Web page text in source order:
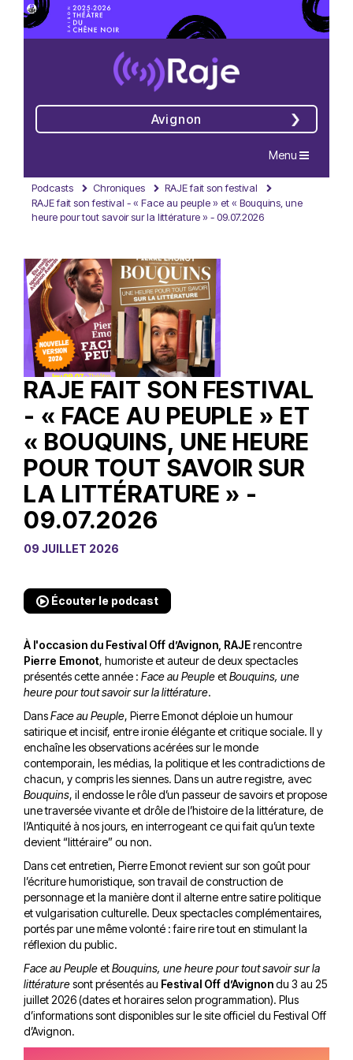
Avignon
Navigation
Menu
Podcasts Chroniques
RAJE fait son festival
RAJE fait son festival - « Face au peuple » et « Bouquins, une
heure pour tout savoir sur la littérature » - 09.07.2026
RAJE FAIT SON FESTIVAL
- « FACE AU PEUPLE » ET
« BOUQUINS, UNE HEURE
POUR TOUT SAVOIR SUR
LA LITTÉRATURE » -
09.07.2026
09 JUILLET 2026
Écouter le podcast
À l'occasion du Festival Off d’Avignon, RAJErencontre
Pierre Emonot, humoriste et auteur de deux spectacles
présentés cette année : Face au PeupleetBouquins, une
heure pour tout savoir sur la littérature.
DansFace au Peuple, Pierre Emonot déploie un humour
satirique et incisif, entre ironie élégante et critique sociale. Il y
enchaîne les observations acérées sur le monde
contemporain, les médias, la politique et les contradictions de
chacun, y compris les siennes. Dans un autre registre, avec
Bouquins, il endosse le rôle d’un passeur de savoirs et propose
une traversée vivante et drôle de l’histoire de la littérature, de
l’Antiquité à nos jours, en interrogeant ce qui fait qu’un texte
devient “littéraire” ou non.
Dans cet entretien, Pierre Emonot revient sur son goût pour
l’écriture humoristique, son travail de construction de
personnage et la manière dont il alterne entre satire politique
et vulgarisation culturelle. Deux spectacles complémentaires,
portés par une même volonté : faire rire tout en stimulant la
réflexion du public.
Face au PeupleetBouquins, une heure pour tout savoir sur la
littératuresont présentés au Festival Off d’Avignondu 3 au 25
juillet 2026 (dates et horaires selon programmation). Plus
d’informations sont disponibles surle site officiel du Festival Off
d’Avignon.